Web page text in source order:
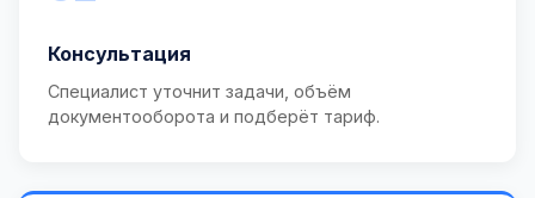
Консультация
Специалист уточнит задачи, объём
документооборота и подберёт тариф.